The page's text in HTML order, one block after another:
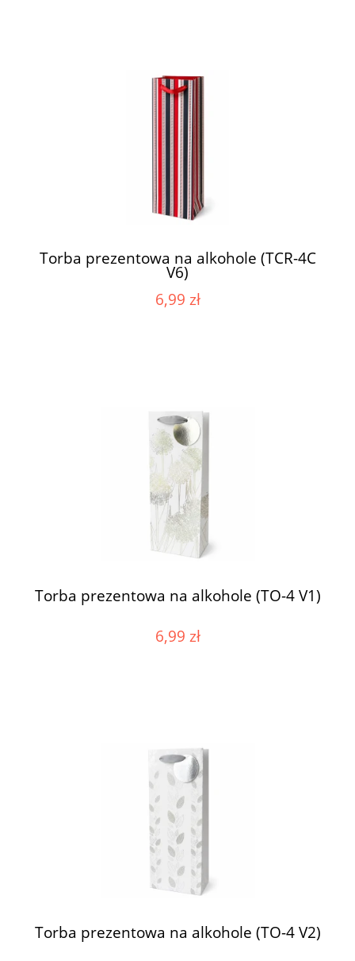
Torba prezentowa na alkohole (TCR-4C
V6)
6,99 zł
Torba prezentowa na alkohole (TO-4 V1)
6,99 zł
Torba prezentowa na alkohole (TO-4 V2)